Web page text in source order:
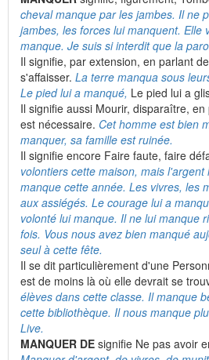
cheval manque par les jambes. Il ne
jambes, les forces lui manquent.
manque. Je suis si interdit que la
Il signifie, par extension, en parlant
s'affaisser. La terre manqua sous
Le pied lui a manqué, Le pied lui a
Il signifie aussi Mourir, disparaître,
est nécessaire. Cet homme est bien
manquer, sa famille est ruinée.
Il signifie encore Faire faute, faire
volontiers cette maison, mais
manque cette année. Les vivres, les
aux assiégés. Le courage lui a
volonté lui manque. Il ne lui manque
fois. Vous nous avez bien manqué
seul à cette fête.
Il se dit particulièrement d'une
est de moins là où elle devrait se
élèves dans cette classe. Il manque
cette bibliothèque. Il nous manque
Live.
MANQUER DE signifie Ne pas avoir